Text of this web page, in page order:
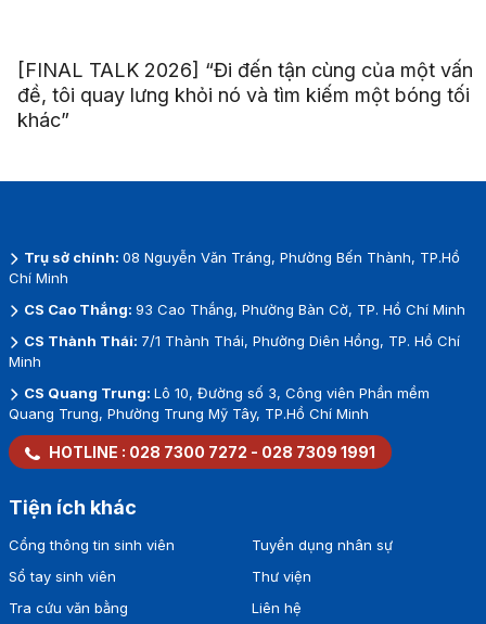
[FINAL TALK 2026] “Đi đến tận cùng của một vấn
đề, tôi quay lưng khỏi nó và tìm kiếm một bóng tối
khác”
Trụ sở chính: 08 Nguyễn Văn Tráng, Phường Bến Thành, TP.Hồ
Chí Minh
CS Cao Thắng: 93 Cao Thắng, Phường Bàn Cờ, TP. Hồ Chí Minh
CS Thành Thái: 7/1 Thành Thái, Phường Diên Hồng, TP. Hồ Chí
Minh
CS Quang Trung: Lô 10, Đường số 3, Công viên Phần mềm
Quang Trung, Phường Trung Mỹ Tây, TP.Hồ Chí Minh
HOTLINE : 028 7300 7272 - 028 7309 1991
Tiện ích khác
Cổng thông tin sinh viên
Sổ tay sinh viên
Tra cứu văn bằng
Tuyển dụng nhân sự
Thư viện
Liên hệ